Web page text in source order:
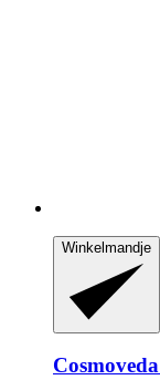
Winkelmandje
Cosmoveda